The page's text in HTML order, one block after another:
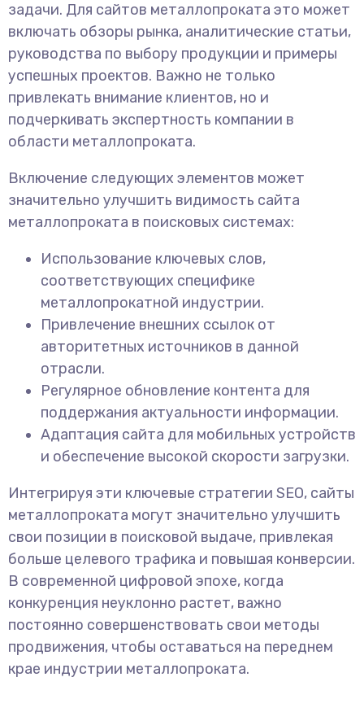
задачи. Для сайтов металлопроката это может
включать обзоры рынка, аналитические статьи,
руководства по выбору продукции и примеры
успешных проектов. Важно не только
привлекать внимание клиентов, но и
подчеркивать экспертность компании в
области металлопроката.
Включение следующих элементов может
значительно улучшить видимость сайта
металлопроката в поисковых системах:
Использование ключевых слов,
соответствующих специфике
металлопрокатной индустрии.
Привлечение внешних ссылок от
авторитетных источников в данной
отрасли.
Регулярное обновление контента для
поддержания актуальности информации.
Адаптация сайта для мобильных устройств
и обеспечение высокой скорости загрузки.
Интегрируя эти ключевые стратегии SEO, сайты
металлопроката могут значительно улучшить
свои позиции в поисковой выдаче, привлекая
больше целевого трафика и повышая конверсии.
В современной цифровой эпохе, когда
конкуренция неуклонно растет, важно
постоянно совершенствовать свои методы
продвижения, чтобы оставаться на переднем
крае индустрии металлопроката.